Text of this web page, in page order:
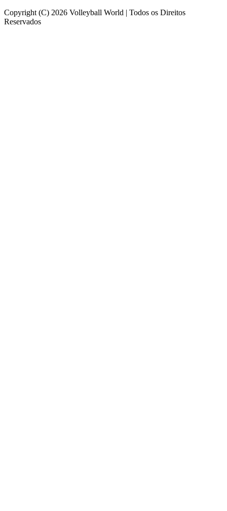
Copyright (C) 2026 Volleyball World | Todos os Direitos
Reservados